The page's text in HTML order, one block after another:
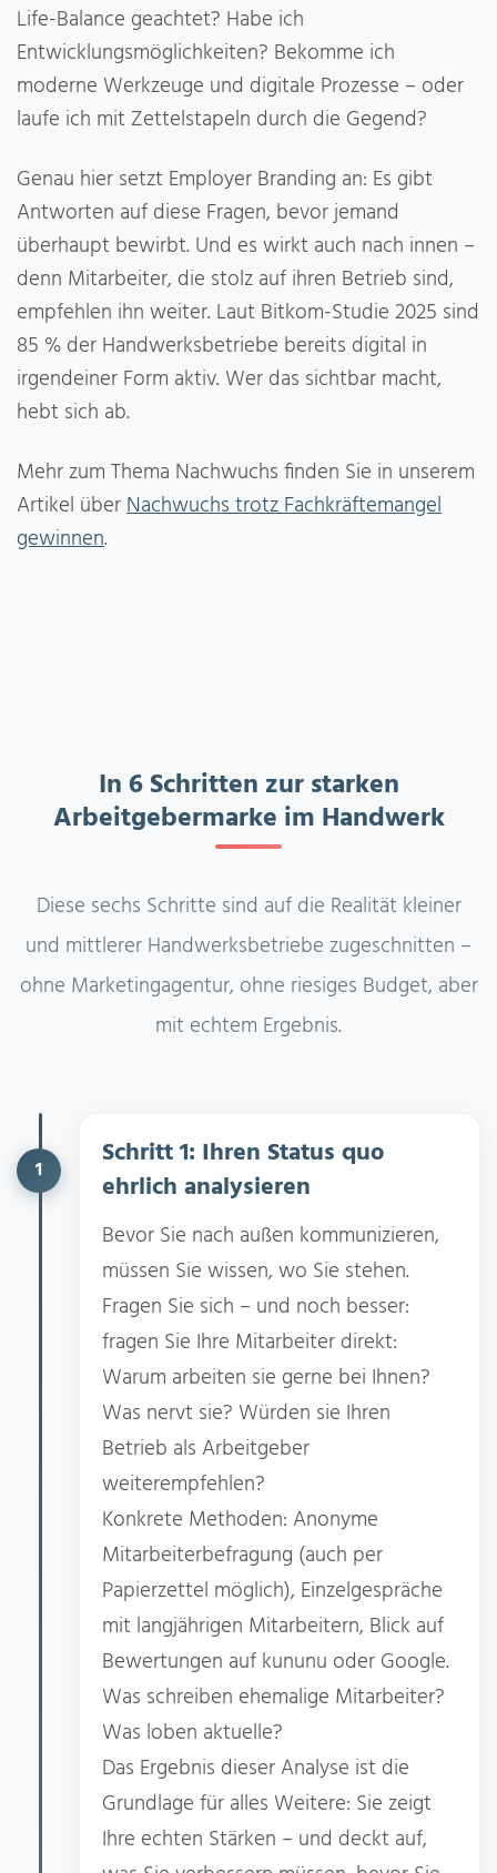
Life-Balance geachtet? Habe ich
Entwicklungsmöglichkeiten? Bekomme ich
moderne Werkzeuge und digitale Prozesse – oder
laufe ich mit Zettelstapeln durch die Gegend?
Genau hier setzt Employer Branding an: Es gibt
Antworten auf diese Fragen, bevor jemand
überhaupt bewirbt. Und es wirkt auch nach innen –
denn Mitarbeiter, die stolz auf ihren Betrieb sind,
empfehlen ihn weiter. Laut Bitkom-Studie 2025 sind
85 % der Handwerksbetriebe bereits digital in
irgendeiner Form aktiv. Wer das sichtbar macht,
hebt sich ab.
Mehr zum Thema Nachwuchs finden Sie in unserem
Artikel überNachwuchs trotz Fachkräftemangel
gewinnen.
In 6 Schritten zur starken
Arbeitgebermarke im Handwerk
Diese sechs Schritte sind auf die Realität kleiner
und mittlerer Handwerksbetriebe zugeschnitten –
ohne Marketingagentur, ohne riesiges Budget, aber
mit echtem Ergebnis.
1
Schritt 1: Ihren Status quo
ehrlich analysieren
Bevor Sie nach außen kommunizieren,
müssen Sie wissen, wo Sie stehen.
Fragen Sie sich – und noch besser:
fragen Sie Ihre Mitarbeiter direkt:
Warum arbeiten sie gerne bei Ihnen?
Was nervt sie? Würden sie Ihren
Betrieb als Arbeitgeber
weiterempfehlen?
Konkrete Methoden: Anonyme
Mitarbeiterbefragung (auch per
Papierzettel möglich), Einzelgespräche
mit langjährigen Mitarbeitern, Blick auf
Bewertungen auf kununu oder Google.
Was schreiben ehemalige Mitarbeiter?
Was loben aktuelle?
Das Ergebnis dieser Analyse ist die
Grundlage für alles Weitere: Sie zeigt
Ihre echten Stärken – und deckt auf,